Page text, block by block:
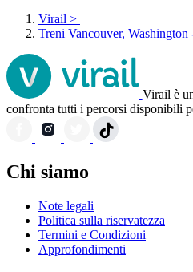
Virail >
Treni Vancouver, Washington
Virail è
confronta tutti i percorsi disponibili
Chi siamo
Note legali
Politica sulla riservatezza
Termini e Condizioni
Approfondimenti